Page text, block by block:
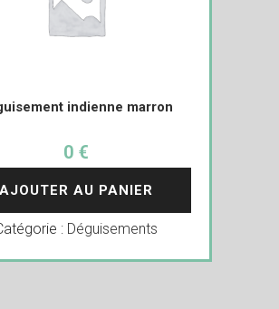
indienne marron
0 €
AJOUTER AU PANIER
: Déguisements